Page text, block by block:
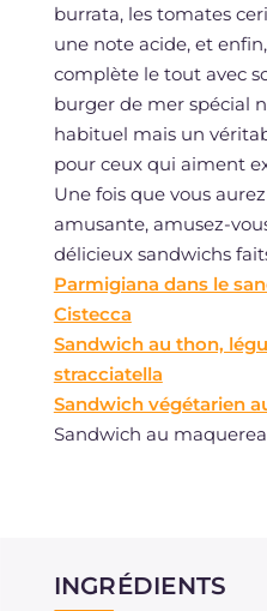
burrata, les tomates
une note acide, et
complète le tout avec
burger de mer spécial
habituel mais un
pour ceux qui aiment
Une fois que vous
amusante, amusez-
délicieux sandwichs
Parmigiana dans le
Cistecca
Sandwich au thon,
stracciatella
Sandwich végétarien
Sandwich au
INGRÉDIENTS